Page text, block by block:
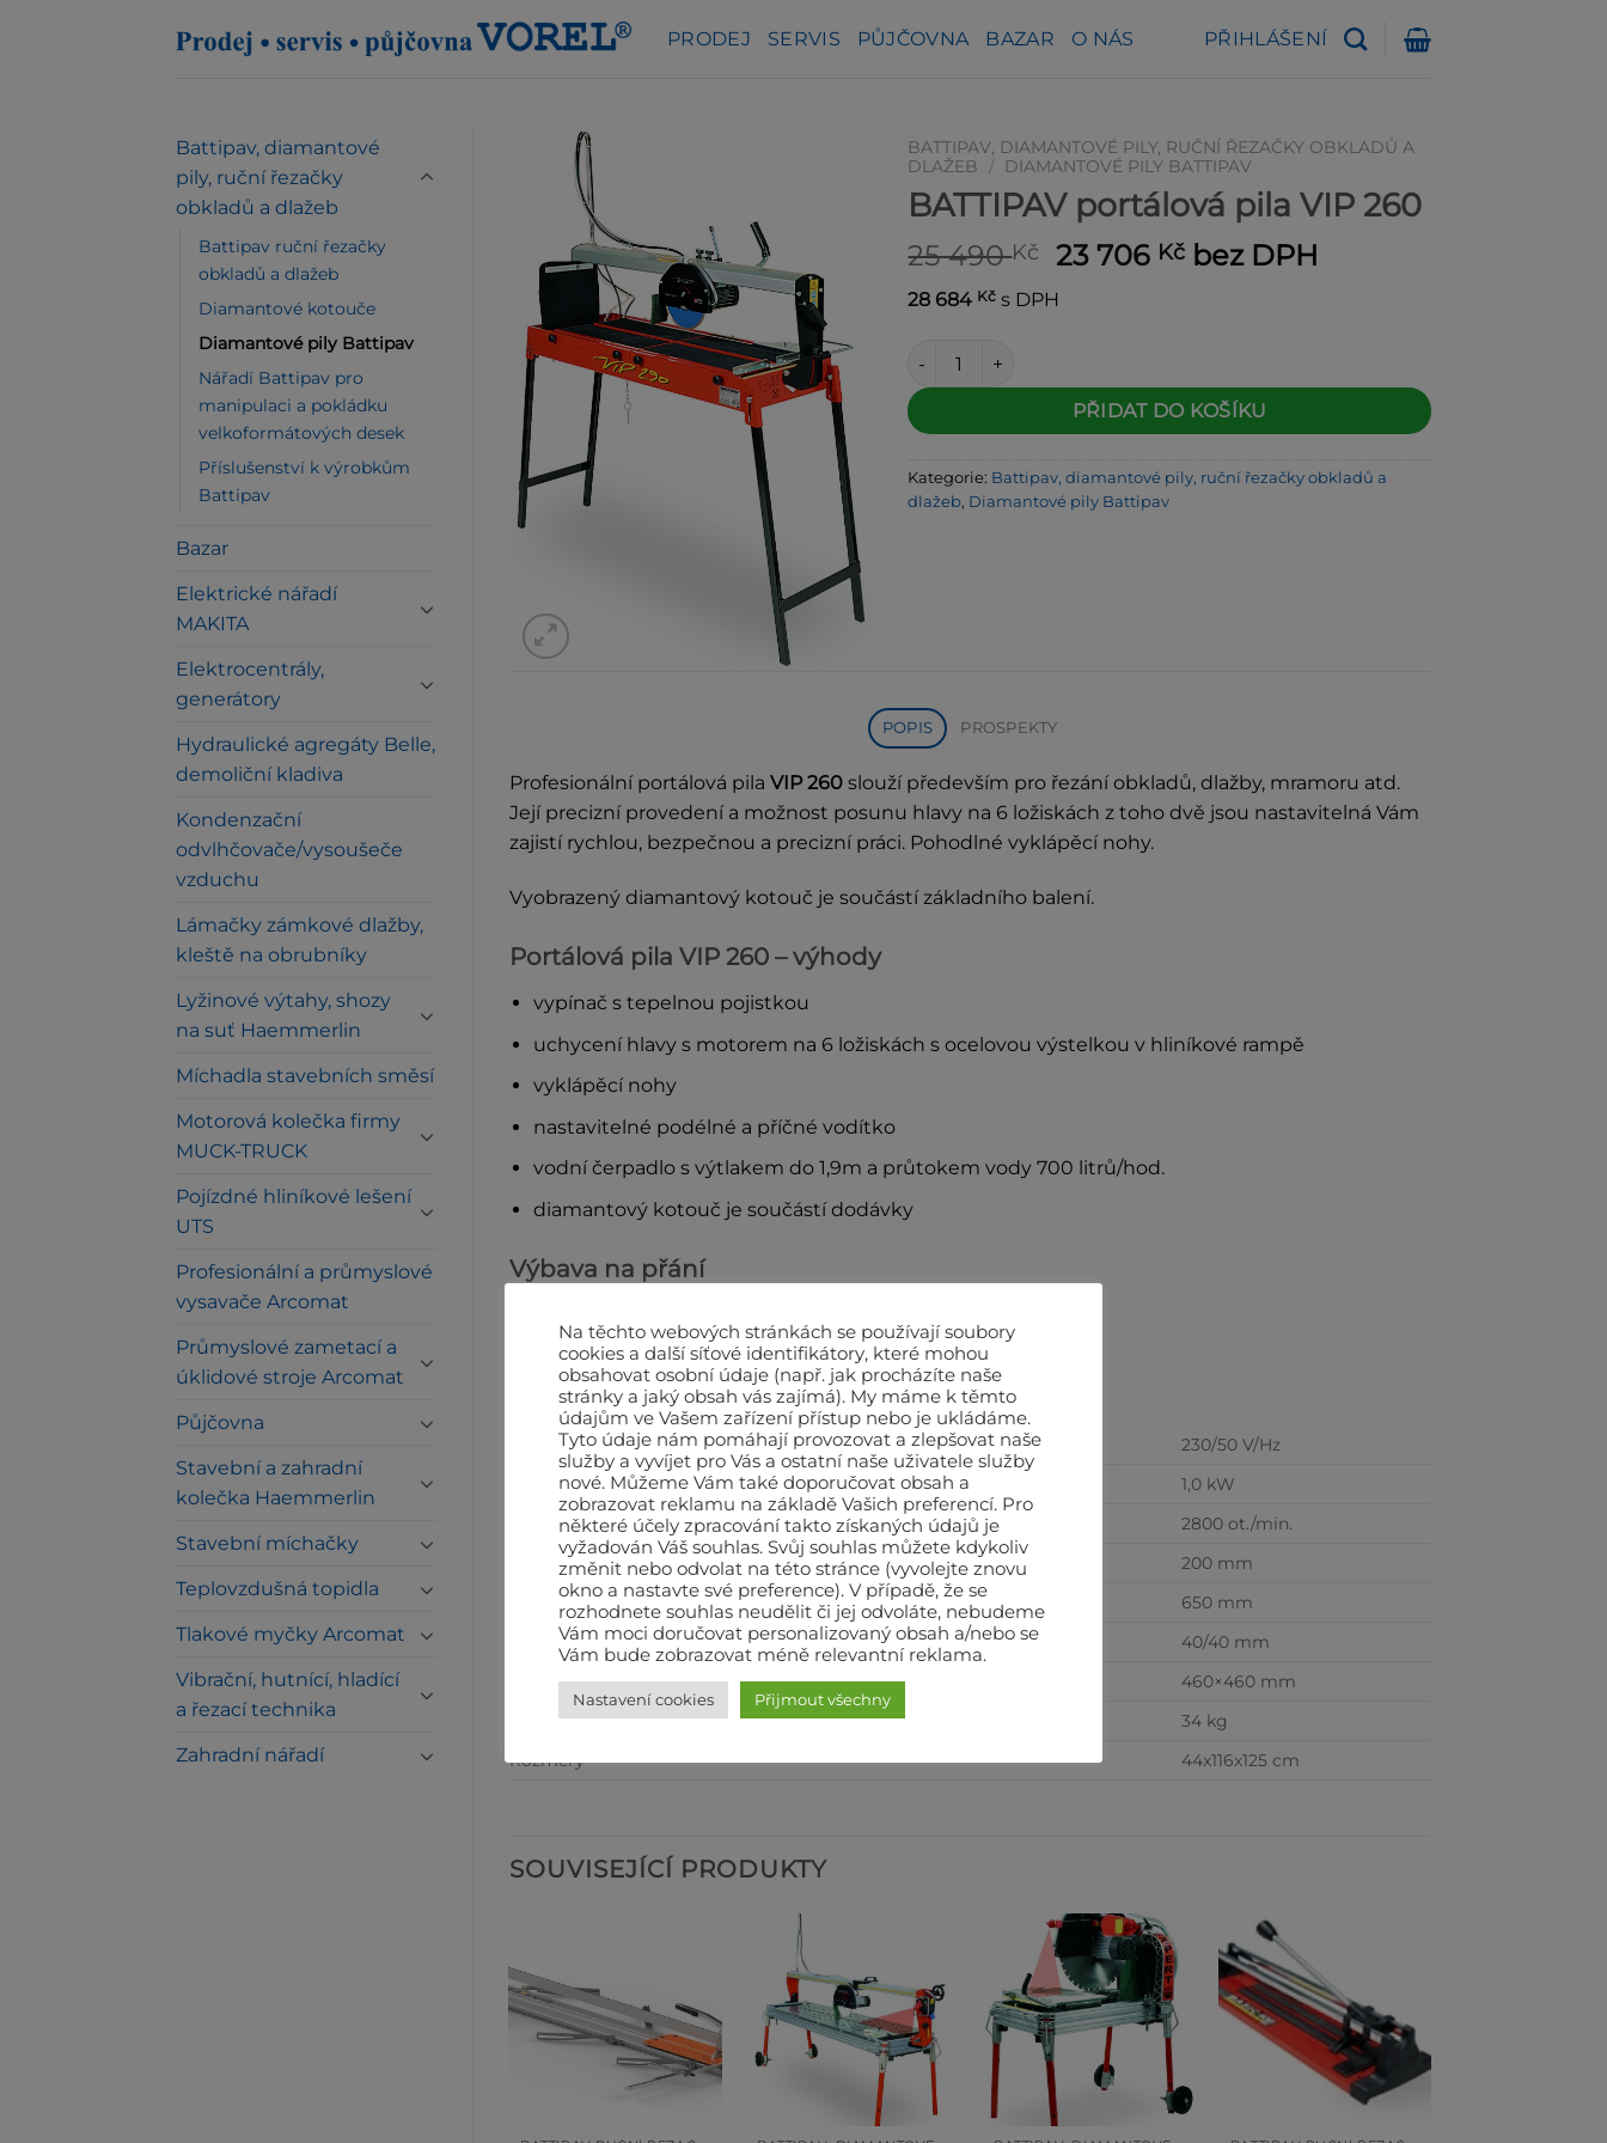
PRODEJ SERVIS PŮJČOVNA BAZAR O NÁS PŘIHLÁŠENÍ
Battipav, diamantové
pily, ruční řezačky
obkladů a dlažeb
Battipav ruční řezačky
obkladů a dlažeb
Diamantové kotouče
Diamantové pily Battipav
Nářadí Battipav pro
manipulaci a pokládku
velkoformátových desek
Příslušenství k výrobkům
Battipav
Bazar
Elektrické nářadí
MAKITA
Elektrocentrály,
generátory
Hydraulické agregáty Belle,
demoliční kladiva
Kondenzační
odvlhčovače/vysoušeče
vzduchu
Lámačky zámkové dlažby,
kleště na obrubníky
Lyžinové výtahy, shozy
na suť Haemmerlin
Míchadla stavebních směsí
Motorová kolečka firmy
MUCK-TRUCK
Pojízdné hliníkové lešení
UTS
Profesionální a průmyslové
vysavače Arcomat
Průmyslové zametací a
úklidové stroje Arcomat
Půjčovna
Stavební a zahradní
kolečka Haemmerlin
Stavební míchačky
Teplovzdušná topidla
Tlakové myčky Arcomat
Vibrační, hutnící, hladící
a řezací technika
Zahradní nářadí
BATTIPAV, DIAMANTOVÉ PILY, RUČNÍ ŘEZAČKY OBKLADŮ A
DLAŽEB
/ DIAMANTOVÉ PILY BATTIPAV
BATTIPAV portálová pila VIP 260
25 490Kč
Původní
cena
byla:
23 706 KčAktuální
bez DPH
28 684 Kč s DPH
BATTIPAV portálová pila VIP 260 množství
PŘIDAT DO KOŠÍKU
Alternative:
Kategorie: Battipav, diamantové pily, ruční řezačky obkladů a
dlažeb, Diamantové pily Battipav
POPIS PROSPEKTY
Profesionální portálová pila VIP 260slouží především pro řezání obkladů, dlažby, mramoru atd.
Její precizní provedení a možnost posunu hlavy na 6 ložiskách z toho dvě jsou nastavitelná Vám
zajistí rychlou, bezpečnou a precizní práci. Pohodlné vyklápěcí nohy.
Vyobrazený diamantový kotouč je součástí základního balení.
Portálová pila VIP 260 – výhody
vypínač s tepelnou pojistkou
uchycení hlavy s motorem na 6 ložiskách s ocelovou výstelkou v hliníkové rampě
vyklápěcí nohy
nastavitelné podélné a příčné vodítko
vodní čerpadlo s výtlakem do 1,9m a průtokem vody 700 litrů/hod.
diamantový kotouč je součástí dodávky
Výbava na přání
boční rozšíření stolu 60×40 cm
Technické údaje
230/50 V/Hz
Příkon motoru
1,0 kW
Otáčky motoru
2800 ot./min.
Max. průměr kotouče
200 mm
Max. délka řezu
650 mm
Max. hloubka řezu při 90°/45°
40/40 mm
Max. rozměr mater. pro diagonální řez
460×460 mm
34 kg
Rozměry
44x116x125 cm
SOUVISEJÍCÍ PRODUKTY
Na těchto webových stránkách se používají soubory
cookies a další síťové identifikátory, které mohou
obsahovat osobní údaje (např. jak procházíte naše
stránky a jaký obsah vás zajímá). My máme k těmto
údajům ve Vašem zařízení přístup nebo je ukládáme.
Tyto údaje nám pomáhají provozovat a zlepšovat naše
služby a vyvíjet pro Vás a ostatní naše uživatele služby
nové. Můžeme Vám také doporučovat obsah a
zobrazovat reklamu na základě Vašich preferencí. Pro
některé účely zpracování takto získaných údajů je
vyžadován Váš souhlas. Svůj souhlas můžete kdykoliv
změnit nebo odvolat na této stránce (vyvolejte znovu
okno a nastavte své preference). V případě, že se
rozhodnete souhlas neudělit či jej odvoláte, nebudeme
Vám moci doručovat personalizovaný obsah a/nebo se
Vám bude zobrazovat méně relevantní reklama.
Nastavení cookies Přijmout všechny